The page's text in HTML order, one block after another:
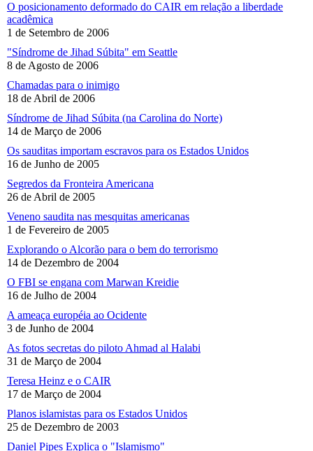
O posicionamento deformado do CAIR em relação a liberdade
acadêmica
1 de Setembro de 2006
"Síndrome de Jihad Súbita" em Seattle
8 de Agosto de 2006
Chamadas para o inimigo
18 de Abril de 2006
Síndrome de Jihad Súbita (na Carolina do Norte)
14 de Março de 2006
Os sauditas importam escravos para os Estados Unidos
16 de Junho de 2005
Segredos da Fronteira Americana
26 de Abril de 2005
Veneno saudita nas mesquitas americanas
1 de Fevereiro de 2005
Explorando o Alcorão para o bem do terrorismo
14 de Dezembro de 2004
O FBI se engana com Marwan Kreidie
16 de Julho de 2004
A ameaça européia ao Ocidente
3 de Junho de 2004
As fotos secretas do piloto Ahmad al Halabi
31 de Março de 2004
Teresa Heinz e o CAIR
17 de Março de 2004
Planos islamistas para os Estados Unidos
25 de Dezembro de 2003
Daniel Pipes Explica o "Islamismo"